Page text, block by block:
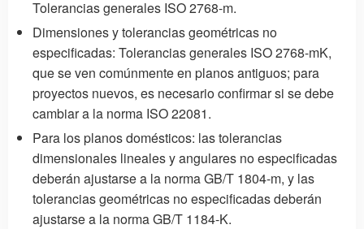
Tolerancias generales ISO 2768-m.
Dimensiones y tolerancias geométricas no
especificadas: Tolerancias generales ISO 2768-mK,
que se ven comúnmente en planos antiguos; para
proyectos nuevos, es necesario confirmar si se debe
cambiar a la norma ISO 22081.
Para los planos domésticos: las tolerancias
dimensionales lineales y angulares no especificadas
deberán ajustarse a la norma GB/T 1804-m, y las
tolerancias geométricas no especificadas deberán
ajustarse a la norma GB/T 1184-K.